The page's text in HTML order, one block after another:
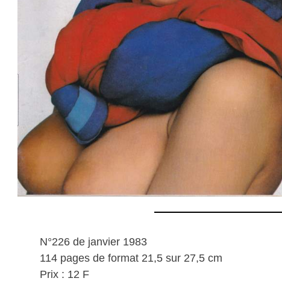
N°226 de janvier 1983
114 pages de format 21,5 sur 27,5 cm
Prix : 12 F